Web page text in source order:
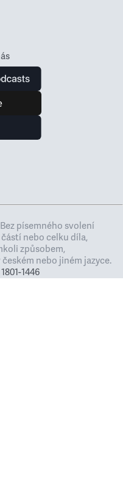
písemného svolení
nebo celku díla,
způsobem,
nebo jiném jazyce.
1446